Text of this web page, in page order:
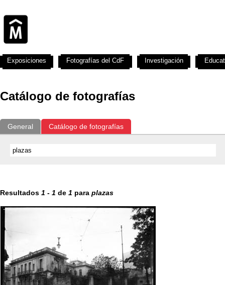
Catálogo de fotografías
General Catálogo de fotografías
Resultados 1 - 1 de 1 para plazas
Exposiciones Fotografías del CdF Investigación